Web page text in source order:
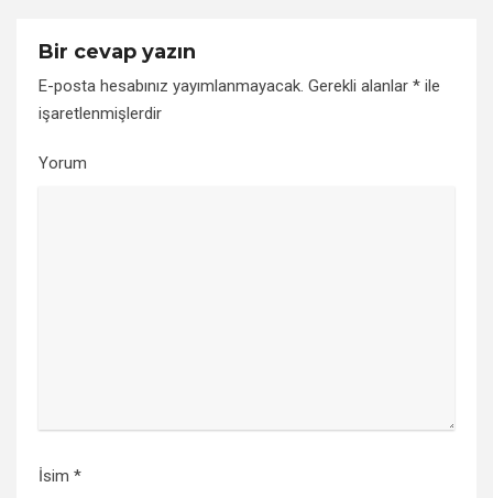
Bir cevap yazın
E-posta hesabınız yayımlanmayacak. Gerekli alanlar * ile
işaretlenmişlerdir
Yorum
İsim *